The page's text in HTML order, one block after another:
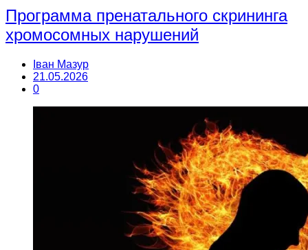
Программа пренатального скрининга
хромосомных нарушений
Іван Мазур
21.05.2026
0